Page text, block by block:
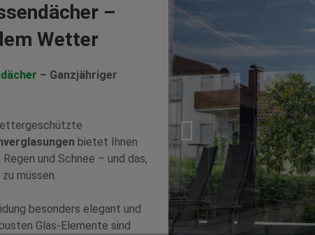
–
Wetter
– Ganzjähriger
bietet Ihnen
und Schnee – und das,
müssen.
besonders elegant und
Glas-Elemente sind